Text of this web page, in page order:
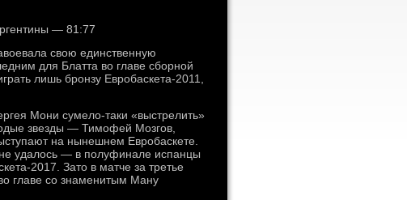
— 81:77
свою единственную
для Блатта во главе сборной
лишь бронзу Евробаскета-2011,
Мони сумело-таки «выстрелить»
звезды — Тимофей Мозгов,
на нынешнем Евробаскете.
удалось — в полуфинале испанцы
2017. Зато в матче за третье
главе со знаменитым Ману